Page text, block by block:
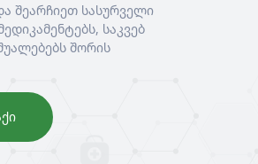
შეარჩიეთ სასურველი
საკვებ
შორის